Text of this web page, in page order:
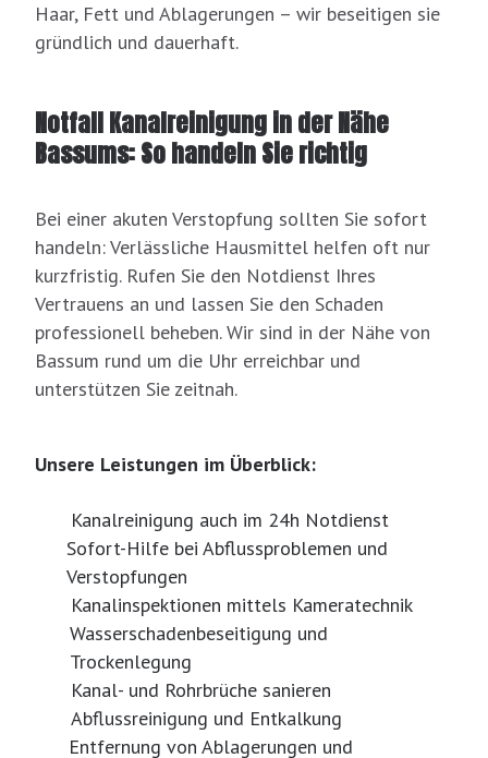
Haar, Fett und Ablagerungen – wir beseitigen sie
gründlich und dauerhaft.
Notfall Kanalreinigung in der Nähe
Bassums: So handeln Sie richtig
Bei einer akuten Verstopfung sollten Sie sofort
handeln: Verlässliche Hausmittel helfen oft nur
kurzfristig. Rufen Sie den Notdienst Ihres
Vertrauens an und lassen Sie den Schaden
professionell beheben. Wir sind in der Nähe von
Bassum rund um die Uhr erreichbar und
unterstützen Sie zeitnah.
Unsere Leistungen im Überblick:
Kanalreinigung auch im 24h Notdienst
Sofort-Hilfe bei Abflussproblemen und
Verstopfungen
Kanalinspektionen mittels Kameratechnik
Wasserschadenbeseitigung und
Trockenlegung
Kanal- und Rohrbrüche sanieren
Abflussreinigung und Entkalkung
Entfernung von Ablagerungen und